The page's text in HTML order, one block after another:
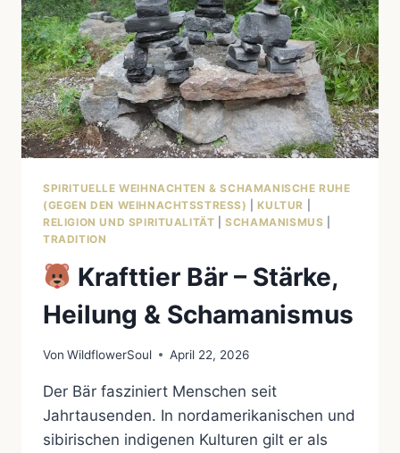
SPIRITUELLE WEIHNACHTEN & SCHAMANISCHE RUHE
(GEGEN DEN WEIHNACHTSSTRESS)
|KULTUR
RELIGION UND SPIRITUALITÄT |SCHAMANISMUS
TRADITION
Krafttier Bär – Stärke,
Heilung & Schamanismus
Von WildflowerSoul April 22, 2026
Der Bär fasziniert Menschen seit
Jahrtausenden. In nordamerikanischen und
sibirischen indigenen Kulturen gilt er als